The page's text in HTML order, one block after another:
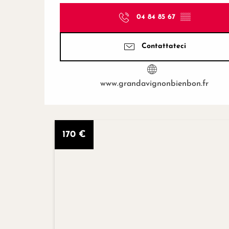
04 84 85 67 ▒▒
Contattateci
www.grandavignonbienbon.fr
170 €